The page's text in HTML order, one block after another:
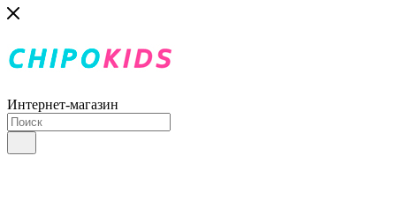
Интернет-магазин